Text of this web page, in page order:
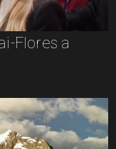
Flores a